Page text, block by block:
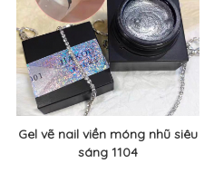
Gel vẽ nail viền móng nhũ siêu
sáng 1104